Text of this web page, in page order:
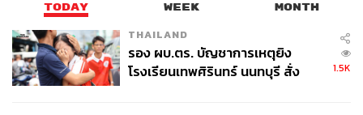
TODAY WEEK MONTH
THAILAND
รอง ผบ.ตร. บัญชาการเหตุยิง
โรงเรียนเทพศิรินทร์ นนทบุรี สั่ง
1.5K